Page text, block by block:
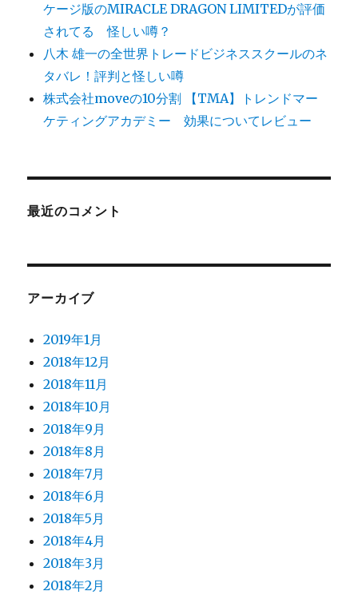
ケージ版のMIRACLE DRAGON LIMITEDが評価
されてる 怪しい噂？
八木 雄一の全世界トレードビジネススクールのネ
タバレ！評判と怪しい噂
株式会社moveの10分割 【TMA】トレンドマー
ケティングアカデミー 効果についてレビュー
最近のコメント
アーカイブ
2019年1月
2018年12月
2018年11月
2018年10月
2018年9月
2018年8月
2018年7月
2018年6月
2018年5月
2018年4月
2018年3月
2018年2月